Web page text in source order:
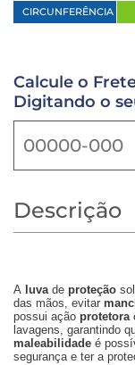
CIRCUNFERÊNCIA
Calcule o
Digitando o
Descrição
A luvade proteção
das mãos, evitar
possui ação protetora
lavagens, garantindo
maleabilidade é
segurança e ter a